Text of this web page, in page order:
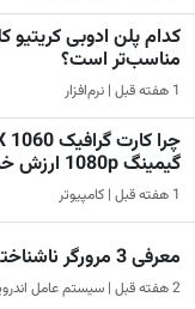
کدام پلن ادوبی کریتیو
مناسب‌تر است؟
1 هفته قبل | نرم‌افزار
گیمینگ 1080p ارزش خرید دارد؟
1 هفته قبل | کامپیوتر
معرفی 3 مرورگر ناشناخته اندروید جایگزین گوگل کروم
2 هفته قبل | سیستم عامل اندروید